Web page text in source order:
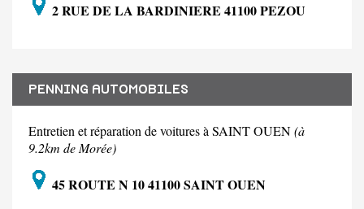
2 RUE DE LA BARDINIERE 41100 PEZOU
PENNING AUTOMOBILES
Entretien et réparation de voitures à SAINT OUEN(à
9.2km de Morée)
45 ROUTE N 10 41100 SAINT OUEN